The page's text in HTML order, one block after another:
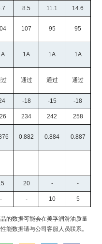
8.5 11.1 14.6
107 95 95
1A 1A 1A
通过 通过 通过
-18 -15 -18
234 242 258
0.882 0.884 0.887
20 - -
- - 10 5
的数据可能会在美孚润滑油质量
能数据请与公司客服人员联系。